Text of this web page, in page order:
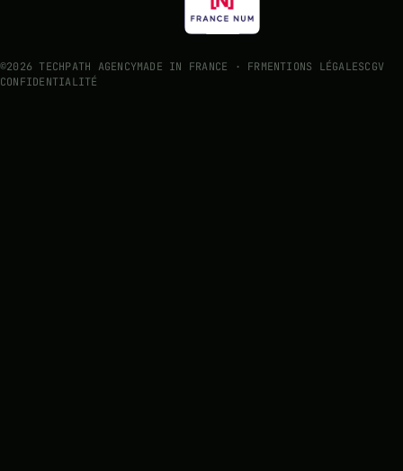
©2026 TECHPATH AGENCYMADE IN FRANCE · FRMENTIONS LÉGALESCGV
CONFIDENTIALITÉ